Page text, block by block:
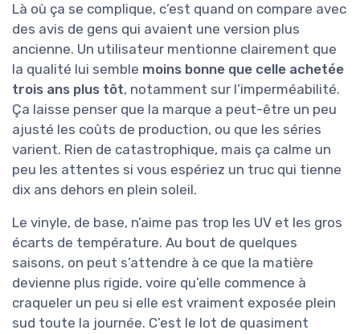
Là où ça se complique, c’est quand on compare avec
des avis de gens qui avaient une version plus
ancienne. Un utilisateur mentionne clairement que
la qualité lui semble moins bonne que celle achetée
trois ans plus tôt, notamment sur l’imperméabilité.
Ça laisse penser que la marque a peut-être un peu
ajusté les coûts de production, ou que les séries
varient. Rien de catastrophique, mais ça calme un
peu les attentes si vous espériez un truc qui tienne
dix ans dehors en plein soleil.
Le vinyle, de base, n’aime pas trop les UV et les gros
écarts de température. Au bout de quelques
saisons, on peut s’attendre à ce que la matière
devienne plus rigide, voire qu’elle commence à
craqueler un peu si elle est vraiment exposée plein
sud toute la journée. C’est le lot de quasiment